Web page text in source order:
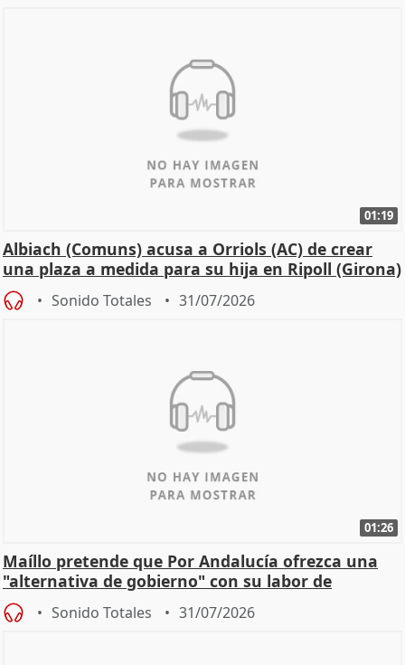
01:19
Albiach (Comuns) acusa a Orriols (AC) de crear
una plaza a medida para su hija en Ripoll (Girona)
Sonido Totales 31/07/2026
01:26
Maíllo pretende que Por Andalucía ofrezca una
"alternativa de gobierno" con su labor de
oposición
Sonido Totales 31/07/2026